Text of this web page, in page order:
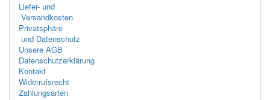
Liefer- und
Versandkosten
Privatsphäre
und Datenschutz
Unsere AGB
Datenschutzerklärung
Kontakt
Widerrufsrecht
Zahlungsarten